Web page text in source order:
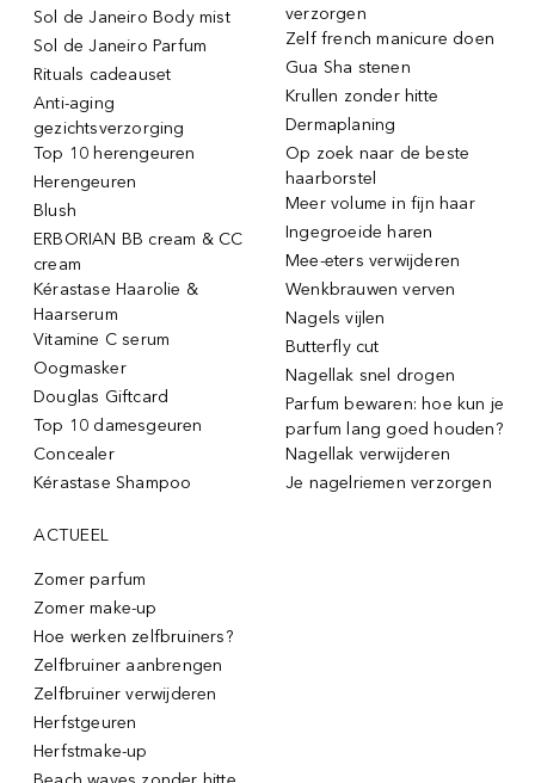
Sol de Janeiro Body mist
Sol de Janeiro Parfum
Rituals cadeauset
Anti-aging
gezichtsverzorging
Top 10 herengeuren
Herengeuren
Blush
ERBORIAN BB cream & CC
cream
Kérastase Haarolie &
Haarserum
Vitamine C serum
Oogmasker
Douglas Giftcard
Top 10 damesgeuren
Concealer
Kérastase Shampoo
verzorgen
Zelf french manicure doen
Gua Sha stenen
Krullen zonder hitte
Dermaplaning
Op zoek naar de beste
haarborstel
Meer volume in fijn haar
Ingegroeide haren
Mee-eters verwijderen
Wenkbrauwen verven
Nagels vijlen
Butterfly cut
Nagellak snel drogen
Parfum bewaren: hoe kun je
parfum lang goed houden?
Nagellak verwijderen
Je nagelriemen verzorgen
ACTUEEL
Zomer parfum
Zomer make-up
Hoe werken zelfbruiners?
Zelfbruiner aanbrengen
Zelfbruiner verwijderen
Herfstgeuren
Herfstmake-up